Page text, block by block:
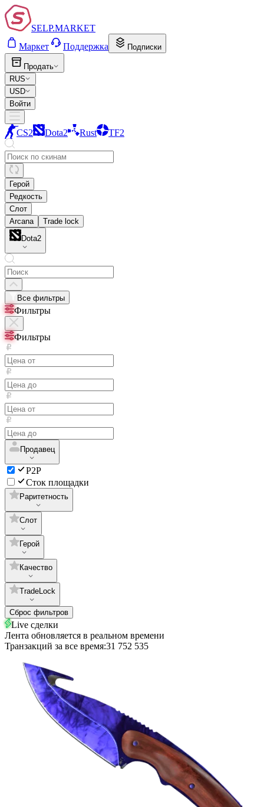
SELP.MARKET
Маркет
Поддержка Подписки
Продать
RUS
USD
Войти
CS2 Dota2 Rust TF2
Герой
Редкость
Слот
Arcana
Trade lock
Dota2
Все фильтры
Фильтры
Фильтры
Продавец
P2P
Сток площадки
Раритетность
Слот
Герой
Качество
TradeLock
Сброс фильтров
Live сделки
Лента обновляется в реальном времени
Транзакций за все время:31 752 535